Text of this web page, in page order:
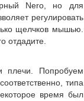
Nero, но для
регулировать
щелчков мышью.
отдадите.
Попробуем
типа
время был